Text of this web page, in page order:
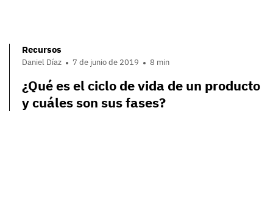
Recursos
Daniel Díaz 7 de junio de 2019 8 min
¿Qué es el ciclo de vida de un producto
y cuáles son sus fases?